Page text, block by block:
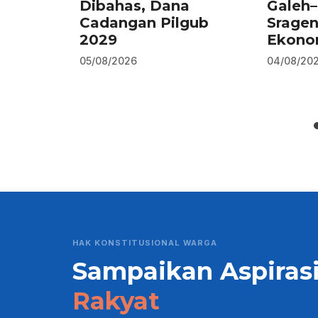
Dibahas, Dana
Cadangan Pilgub
2029
05/08/2026 04/08/
HAK KONSTITUSIONAL WARGA
Sampaikan
Rakyat